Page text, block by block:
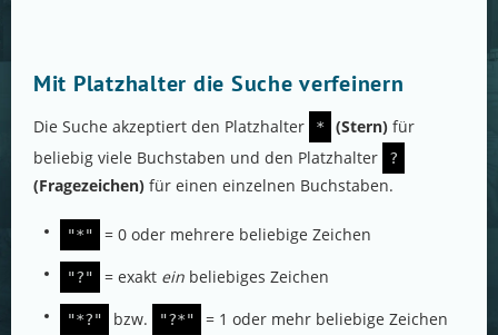
Mit Platzhalter die Suche verfeinern
Die Suche akzeptiert den Platzhalter * (Stern) für
beliebig viele Buchstaben und den Platzhalter
?
(Fragezeichen) für einen einzelnen Buchstaben.
"*" = 0 oder mehrere beliebige Zeichen
"?" = exakt ein beliebiges Zeichen
"*?" bzw. "?*"
= 1 oder mehr beliebige Zeichen